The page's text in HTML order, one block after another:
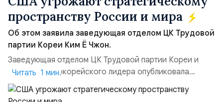
пространству России и мира
Об этом заявила заведующая отделом ЦК Трудовой
партии Кореи Ким Ё Чжон.
Заведующая отделом ЦК Трудовой партии Кореи и
сестра северокорейского лидера опубликовала
заявление для прессы в ответ на проведение Токио
совместных с флотом США запусков крылатых ракет
Читать 1 мин.